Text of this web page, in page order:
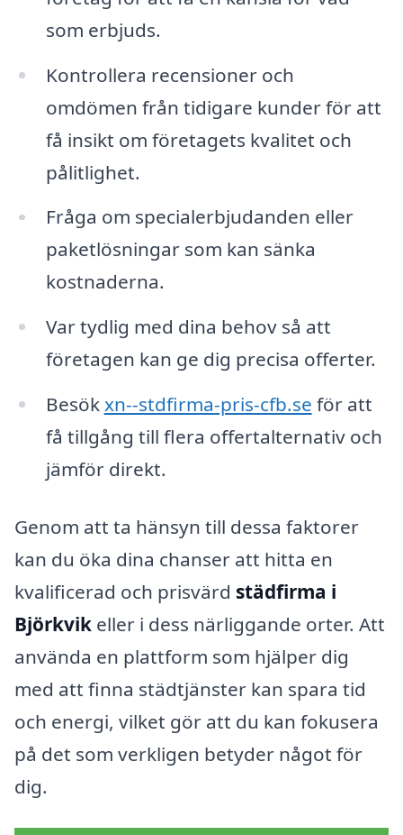
som erbjuds.
Kontrollera recensioner och
omdömen från tidigare kunder för att
få insikt om företagets kvalitet och
pålitlighet.
Fråga om specialerbjudanden eller
paketlösningar som kan sänka
kostnaderna.
Var tydlig med dina behov så att
företagen kan ge dig precisa offerter.
Besökxn--stdfirma-pris-cfb.se för att
få tillgång till flera offertalternativ och
jämför direkt.
Genom att ta hänsyn till dessa faktorer
kan du öka dina chanser att hitta en
kvalificerad och prisvärd städfirma i
Björkvik eller i dess närliggande orter. Att
använda en plattform som hjälper dig
med att finna städtjänster kan spara tid
och energi, vilket gör att du kan fokusera
på det som verkligen betyder något för
dig.